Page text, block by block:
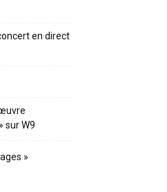
en direct
sur W9
»